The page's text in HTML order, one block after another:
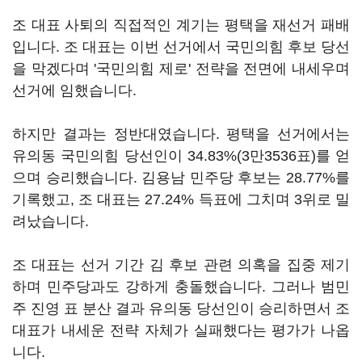
조 대표 사퇴의 직접적인 계기는 평택을 재선거 패배
입니다. 조 대표는 이번 선거에서 국민의힘 후보 당선
을 막겠다며 '국민의힘 제로' 전략을 전면에 내세우며
선거에 임했습니다.
하지만 결과는 정반대였습니다. 평택을 선거에서는
유의동 국민의힘 당선인이 34.83%(3만3536표)를 얻
으며 승리했습니다. 김용남 민주당 후보는 28.77%를
기록했고, 조 대표는 27.24% 득표에 그치며 3위로 밀
려났습니다.
조 대표는 선거 기간 김 후보 관련 의혹을 집중 제기
하며 민주당과도 강하게 충돌했습니다. 그러나 범민
주 진영 표 분산 결과 유의동 당선인이 승리하면서 조
대표가 내세운 전략 자체가 실패했다는 평가가 나옵
니다.